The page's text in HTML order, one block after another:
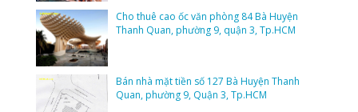
Cho thuê cao ốc văn phòng 84 Bà Huyện
Thanh Quan, phường 9, quận 3, Tp.HCM
Bán nhà mặt tiền số 127 Bà Huyện Thanh
Quan, phường 9, Quận 3, Tp.HCM